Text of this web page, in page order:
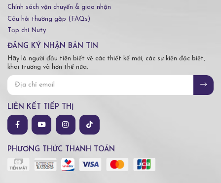
Chính sách vận chuyển & giao nhận
Câu hỏi thường gặp (FAQs)
Tạp chí Nuty
ĐĂNG KÝ NHẬN BẢN TIN
Hãy là người đầu tiên biết về các thiết kế mới, các sự kiện đặc biệt,
khai trương và hơn thế nữa.
LIÊN KẾT TIẾP THỊ
PHƯƠNG THỨC THANH TOÁN